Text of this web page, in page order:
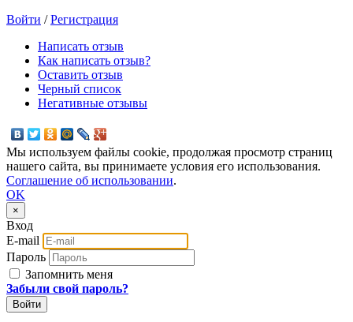
Войти /Регистрация
Написать отзыв
Как написать отзыв?
Оставить отзыв
Черный список
Негативные отзывы
Мы используем файлы cookie, продолжая просмотр страниц
нашего сайта, вы принимаете условия его использования.
Соглашение об использовании.
OK
×
Вход
E-mail
Пароль
Запомнить меня
Забыли свой пароль?